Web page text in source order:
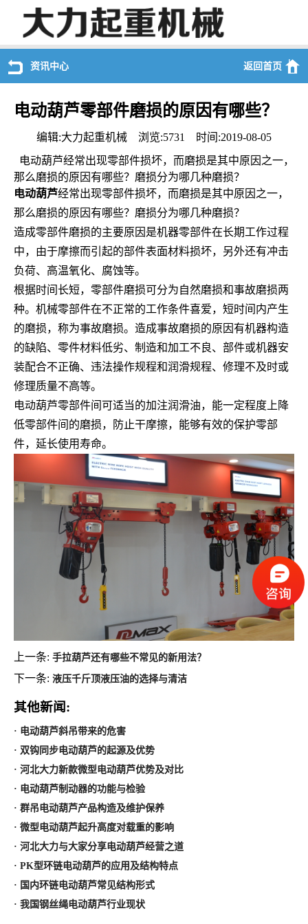
资讯中心 返回首页
电动葫芦零部件磨损的原因有哪些？
编辑:大力起重机械 浏览:5731 时间:2019-08-05
电动葫芦经常出现零部件损坏，而磨损是其中原因之一，
那么磨损的原因有哪些？磨损分为哪几种磨损？
电动葫芦经常出现零部件损坏，而磨损是其中原因之一，
那么磨损的原因有哪些？磨损分为哪几种磨损？
造成零部件磨损的主要原因是机器零部件在长期工作过程
中，由于摩擦而引起的部件表面材料损坏，另外还有冲击
负荷、高温氧化、腐蚀等。
根据时间长短，零部件磨损可分为自然磨损和事故磨损两
种。机械零部件在不正常的工作条件喜爱，短时间内产生
的磨损，称为事故磨损。造成事故磨损的原因有机器构造
的缺陷、零件材料低劣、制造和加工不良、部件或机器安
装配合不正确、违法操作规程和润滑规程、修理不及时或
修理质量不高等。
电动葫芦零部件间可适当的加注润滑油，能一定程度上降
低零部件间的磨损，防止干摩擦，能够有效的保护零部
件，延长使用寿命。
上一条: 手拉葫芦还有哪些不常见的新用法？
下一条: 液压千斤顶液压油的选择与清洁
其他新闻:
· 电动葫芦斜吊带来的危害
· 双钩同步电动葫芦的起源及优势
· 河北大力新款微型电动葫芦优势及对比
· 电动葫芦制动器的功能与检验
· 群吊电动葫芦产品构造及维护保养
· 微型电动葫芦起升高度对载重的影响
· 河北大力与大家分享电动葫芦经营之道
· PK型环链电动葫芦的应用及结构特点
· 国内环链电动葫芦常见结构形式
· 我国钢丝绳电动葫芦行业现状